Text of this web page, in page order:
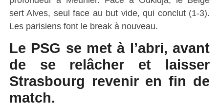
sert Alves, seul face au but vide, qui conclut (1-3).
Les parisiens font le break à nouveau.
Le PSG se met à l’abri, avant
de se relâcher et laisser
Strasbourg revenir en fin de
match.